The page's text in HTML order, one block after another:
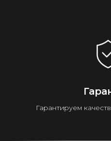
Гарантируем